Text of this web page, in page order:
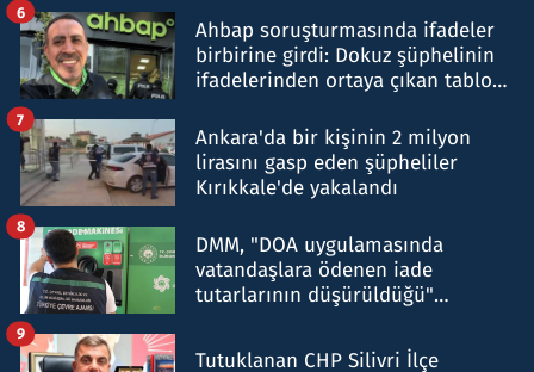
Ahbap soruşturmasında ifadeler
birbirine girdi: Dokuz şüphelinin
ifadelerinden ortaya çıkan tablo
6
Ankara'da bir kişinin 2 milyon
lirasını gasp eden şüpheliler
Kırıkkale'de yakalandı
7
DMM, "DOA uygulamasında
vatandaşlara ödenen iade
tutarlarının düşürüldüğü"
8
Tutuklanan CHP Silivri İlçe
9